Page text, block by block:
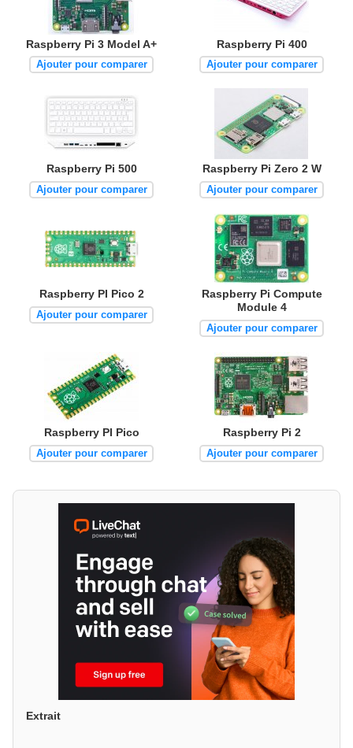
Raspberry Pi 3 Model A+
Ajouter pour comparer
Raspberry Pi 400
Ajouter pour comparer
Raspberry Pi 500
Ajouter pour comparer
Raspberry Pi Zero 2 W
Ajouter pour comparer
Raspberry PI Pico 2
Ajouter pour comparer
Raspberry Pi Compute
Module 4
Ajouter pour comparer
Raspberry PI Pico
Ajouter pour comparer
Raspberry Pi 2
Ajouter pour comparer
Extrait